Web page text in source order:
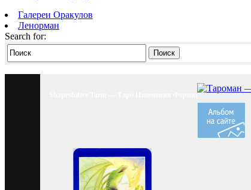
Галереи Оракулов
Ленорман
Search for:
Поиск